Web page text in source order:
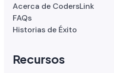
Acerca de CodersLink
FAQs
Historias de Éxito
Recursos